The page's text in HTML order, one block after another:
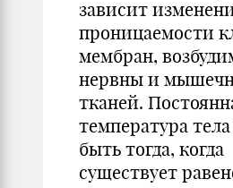
зависит
проницаемости
мембран,
нервны и
тканей.
температура
быть тогда, когда
существует